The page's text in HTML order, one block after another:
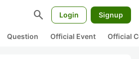
search Login Signup
Question Official Event Official